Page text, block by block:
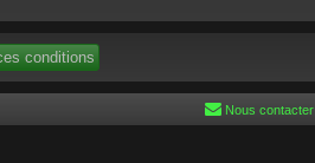
Nous contacter